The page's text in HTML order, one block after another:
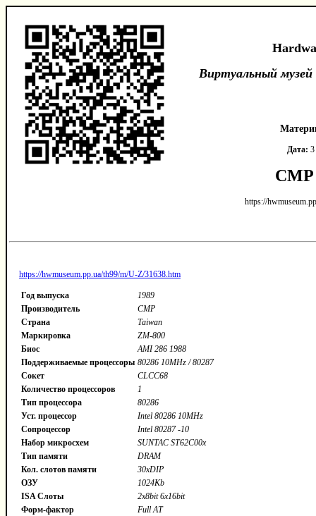
Виртуальный
Дата: 3
https://
https://hwmuseum.pp.ua/th99/m/U-Z/31638.htm
Год выпуска
1989
Производитель
CMP
Страна
Taiwan
Маркировка
ZM-800
Биос
AMI 286 1988
Поддерживаемые процессоры 80286 10MHz / 80287
Сокет
CLCC68
Количество процессоров
1
Тип процессора
80286
Уст. процессор
Intel 80286 10MHz
Сопроцессор
Intel 80287 -10
Набор микросхем
SUNTAC ST62C00x
Тип памяти
DRAM
Кол. слотов памяти
30xDIP
ОЗУ
1024Kb
ISA Слоты
2x8bit 6x16bit
Форм-фактор
Full AT